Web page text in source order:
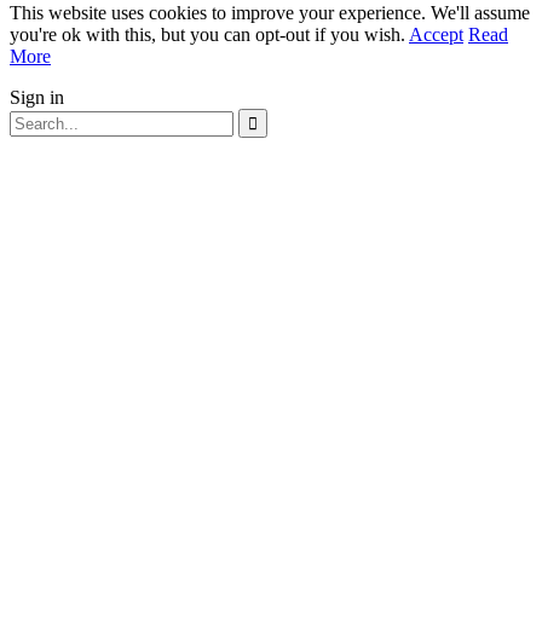
This website uses cookies to improve your experience. We'll assume
you're ok with this, but you can opt-out if you wish. Accept Read
More
Sign in